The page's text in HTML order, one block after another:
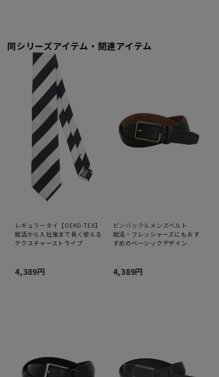
同シリーズアイテム・関連アイテム
レギュラータイ【OEKO-TEX】
就活から入社後まで長く使える
テクスチャーストライプ
4,389円
ピンバックルメンズベルト
就活・フレッシャーズにもおす
すめのベーシックデザイン
4,389円